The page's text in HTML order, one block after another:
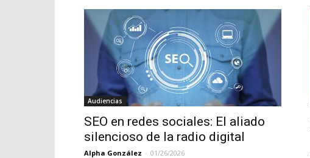
Audiencias
SEO en redes sociales: El aliado
silencioso de la radio digital
Alpha González - 01/26/2026